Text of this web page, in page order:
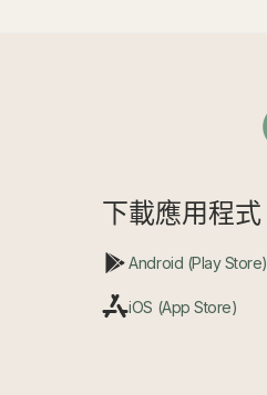
下載應用程式
Android (Play Store)
iOS (App Store)